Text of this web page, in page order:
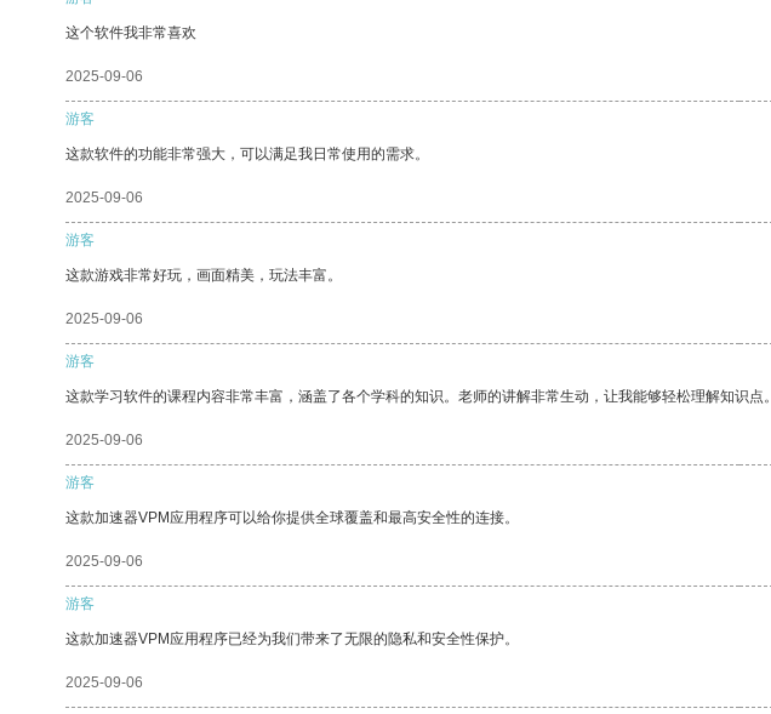
这个软件我非常喜欢
2025-09-06
游客
这款软件的功能非常强大，可以满足我日常使用的需求。
2025-09-06
游客
这款游戏非常好玩，画面精美，玩法丰富。
2025-09-06
游客
这款学习软件的课程内容非常丰富，涵盖了各个学科的知识。老师的讲解非常生动，让我能够轻松理解知识点。
2025-09-06
游客
这款加速器VPM应用程序可以给你提供全球覆盖和最高安全性的连接。
2025-09-06
游客
这款加速器VPM应用程序已经为我们带来了无限的隐私和安全性保护。
2025-09-06